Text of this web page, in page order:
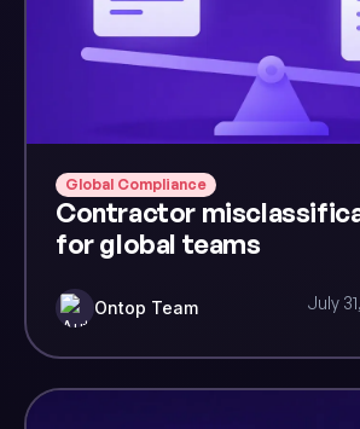
Global Compliance
Contractor
for global teams
Ontop Team July